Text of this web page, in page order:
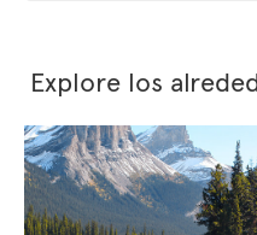
Explore los